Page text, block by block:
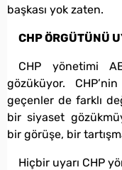
başkası yok zaten.
CHP ÖRGÜTÜNÜ
CHP yönetimi
gözüküyor.
geçenler de farklı
bir siyaset
bir görüşe, bir
Hiçbir uyarı CHP